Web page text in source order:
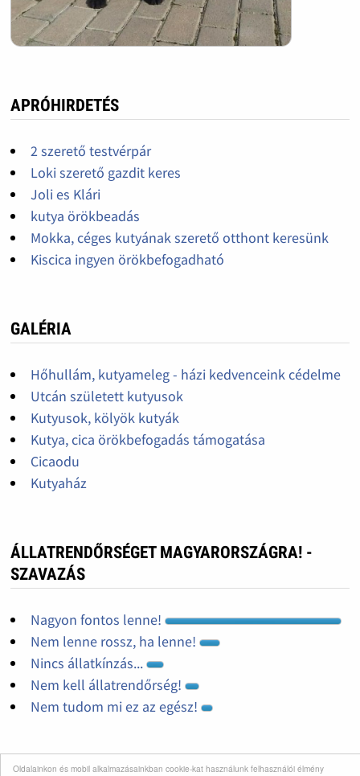
Oldalainkon és mobil alkalmazásainkban cookie-kat használunk felhasználói élmény
APRÓHIRDETÉS
2 szerető testvérpár
Loki szerető gazdit keres
Joli es Klári
kutya örökbeadás
Mokka, céges kutyának szerető otthont keresünk
Kiscica ingyen örökbefogadható
GALÉRIA
Hőhullám, kutyameleg - házi kedvenceink cédelme
Utcán született kutyusok
Kutyusok, kölyök kutyák
Kutya, cica örökbefogadás támogatása
Cicaodu
Kutyaház
ÁLLATRENDŐRSÉGET MAGYARORSZÁGRA! -
SZAVAZÁS
Nagyon fontos lenne!
Nem lenne rossz, ha lenne!
Nincs állatkínzás...
Nem kell állatrendőrség!
Nem tudom mi ez az egész!